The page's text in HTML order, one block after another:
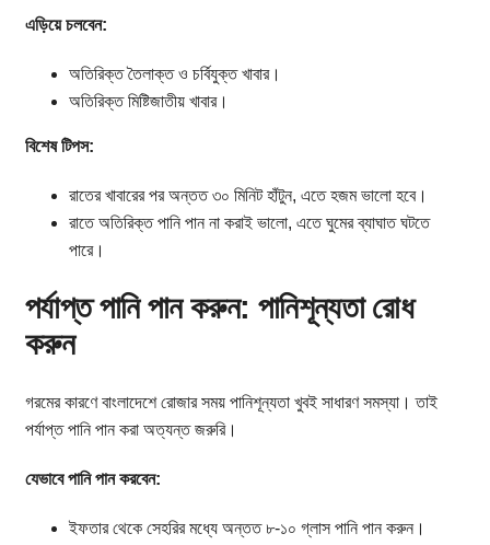
এড়িয়ে চলবেন:
অতিরিক্ত তৈলাক্ত ও চর্বিযুক্ত খাবার।
অতিরিক্ত মিষ্টিজাতীয় খাবার।
বিশেষ টিপস:
রাতের খাবারের পর অন্তত ৩০ মিনিট হাঁটুন, এতে হজম ভালো হবে।
রাতে অতিরিক্ত পানি পান না করাই ভালো, এতে ঘুমের ব্যাঘাত ঘটতে
পারে।
পর্যাপ্ত পানি পান করুন: পানিশূন্যতা রোধ
করুন
গরমের কারণে বাংলাদেশে রোজার সময় পানিশূন্যতা খুবই সাধারণ সমস্যা। তাই
পর্যাপ্ত পানি পান করা অত্যন্ত জরুরি।
যেভাবে পানি পান করবেন:
ইফতার থেকে সেহরির মধ্যে অন্তত ৮-১০ গ্লাস পানি পান করুন।